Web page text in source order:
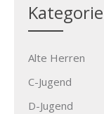
Alte Herren
C-Jugend
D-Jugend